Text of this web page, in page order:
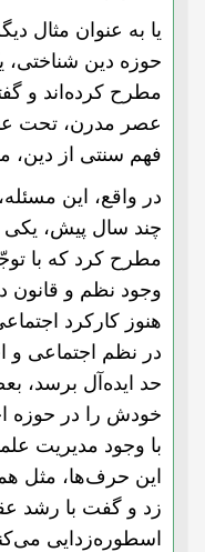
یا به عنوان مثال
حوزه دین شناختی،
مطرح کرده‌‌اند و
عصر مدرن، تحت
فهم سنتی از دین،
در واقع، این
چند سال پیش، یکی
مطرح کرد که با
وجود نظم و قانون
هنوز کارکرد
در نظم اجتماعی و
حد ایده‌آل برسد،
خودش را در حوزه
با وجود مدیریت
این حرف‌ها، مثل
زد و گفت با رشد
اسطوره‌زدایی